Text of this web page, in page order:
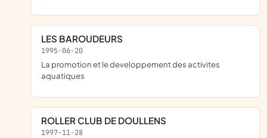
LES BAROUDEURS
1995-06-20
la promotion et le developpement des activites
aquatiques
ROLLER CLUB DE DOULLENS
1997-11-28